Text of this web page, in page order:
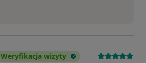
Weryfikacja wizyty